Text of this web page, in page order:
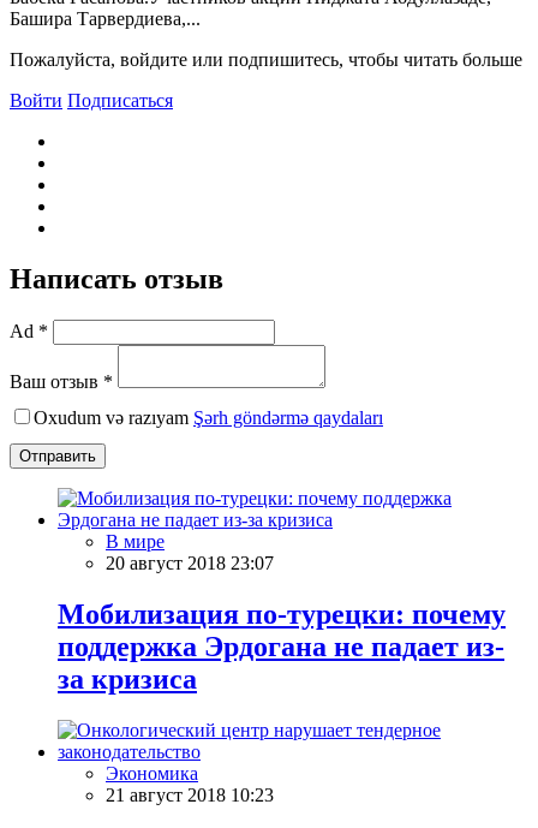
Башира Тарвердиева,...
Пожалуйста, войдите или подпишитесь, чтобы читать больше
Войти Подписаться
Написать отзыв
Ad *
Ваш отзыв *
Oxudum və razıyam Şərh göndərmə qaydaları
Отправить
В мире
20 август 2018 23:07
Мобилизация по-турецки: почему
поддержка Эрдогана не падает из-
за кризиса
Экономика
21 август 2018 10:23